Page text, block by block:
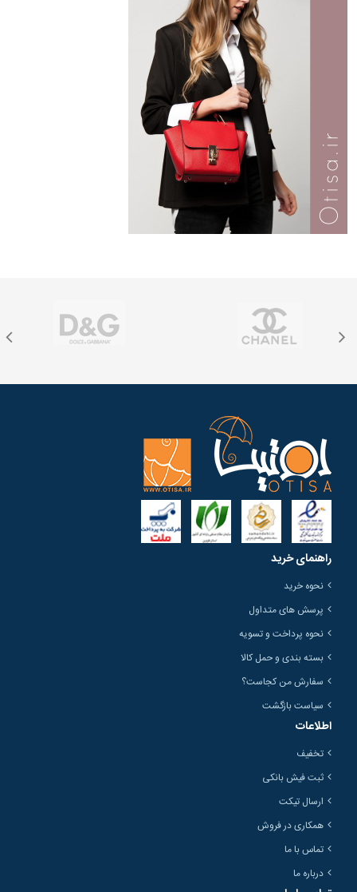
راهنمای خرید
نحوه خرید
پرسش های متداول
نحوه پرداخت و تسویه
بسته بندی و حمل کالا
سفارش من کجاست؟
سیاست بازگشت
اطلاعات
تخفیف
ثبت فیش بانکی
ارسال تیکت
همکاری در فروش
تماس با ما
درباره ما